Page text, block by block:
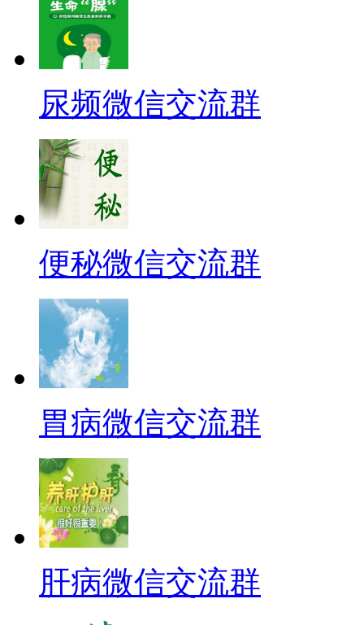
尿频微信交流群
便秘微信交流群
胃病微信交流群
肝病微信交流群